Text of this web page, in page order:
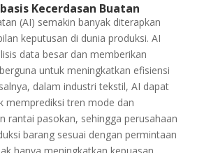
Kecerdasan Buatan
(AI) semakin banyak diterapkan
keputusan di dunia produksi. AI
data besar dan memberikan
untuk meningkatkan efisiensi
dalam industri tekstil, AI dapat
memprediksi tren mode dan
rantai pasokan, sehingga perusahaan
barang sesuai dengan permintaan